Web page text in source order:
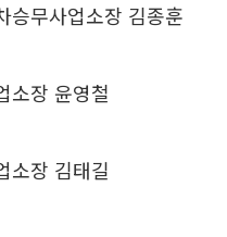
승무사업소장 김종훈
소장 윤영철
소장 김태길